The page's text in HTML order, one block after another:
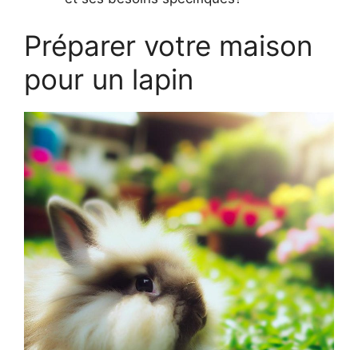
Préparer votre maison
pour un lapin